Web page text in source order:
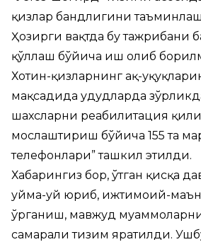
қизлар бандлигини
Ҳозирги вақтда бу тажрибани
қўллаш бўйича иш олиб
Хотин-қизларнинг ҳақ-
мақсадида ҳудудларда
шахсларни реабилитация
мослаштириш бўйича 155 та
телефонлари” ташкил этилди.
Хабарингиз бор, ўтган қисқа
уйма-уй юриб, ижтимоий-
ўрганиш, мавжуд муаммоларни
самарали тизим яратилди.